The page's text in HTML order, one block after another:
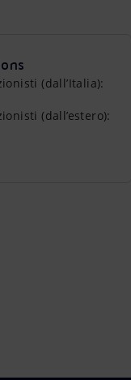
(dall’Italia):
(dall’estero):